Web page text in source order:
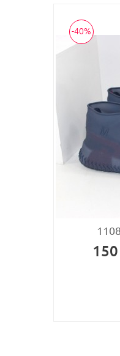
-40%
150